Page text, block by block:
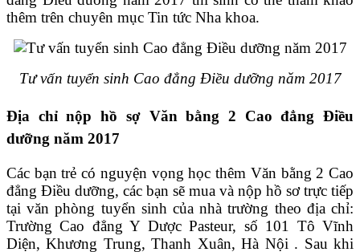
thêm trên chuyên mục Tin tức Nha khoa.
Tư vấn tuyển sinh Cao đẳng Điều dưỡng năm 2017
Địa chỉ nộp hồ sợ Văn bằng 2 Cao đẳng Điều
dưỡng năm 2017
Các bạn trẻ có nguyện vọng học thêm Văn bằng 2 Cao
đẳng Điều dưỡng, các bạn sẽ mua và nộp hồ sơ trực tiếp
tại văn phòng tuyển sinh của nhà trường theo địa chỉ:
Trường Cao đẳng Y Dược Pasteur, số 101 Tô Vĩnh
Diện, Khương Trung, Thanh Xuân, Hà Nội . Sau khi